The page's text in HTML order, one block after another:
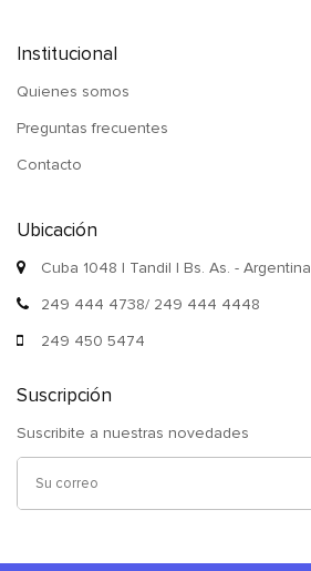
Institucional
Quienes somos
Preguntas frecuentes
Contacto
Ubicación
Cuba 1048 | Tandil | Bs. As. - Argentina
249 444 4738/ 249 444 4448
249 450 5474
Suscripción
Suscribite a nuestras novedades